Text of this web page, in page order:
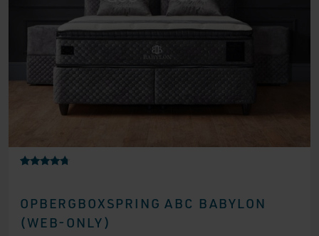
op 5
gebaseerd
op
klantbeoor
OPBERGBOXSPRING ABC BABYLON
(WEB-ONLY)